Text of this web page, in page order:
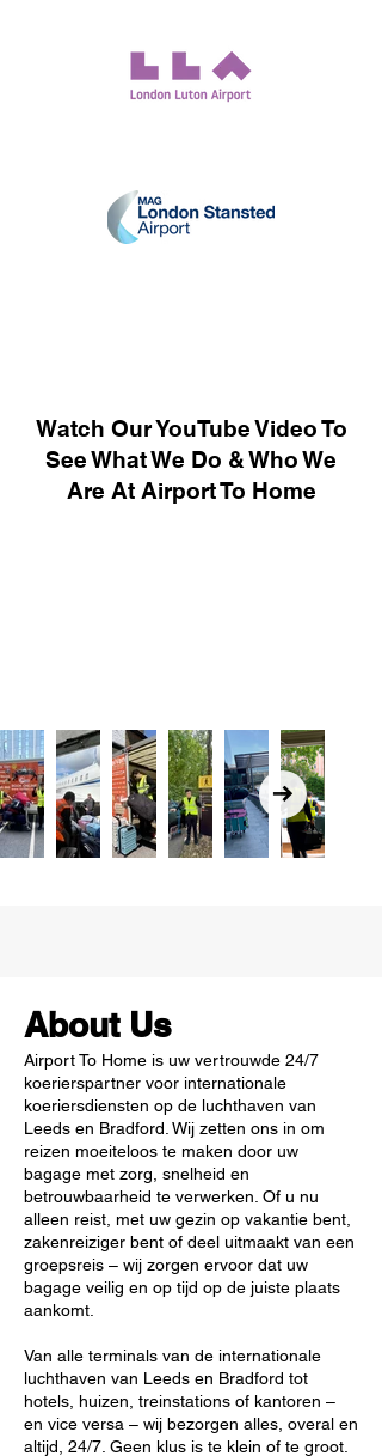
Watch Our YouTube Video To
See What We Do & Who We
Are At Airport To Home
About Us
Airport To Home is uw vertrouwde 24/7
koerierspartner voor internationale
koeriersdiensten op de luchthaven van
Leeds en Bradford. Wij zetten ons in om
reizen moeiteloos te maken door uw
bagage met zorg, snelheid en
betrouwbaarheid te verwerken. Of u nu
alleen reist, met uw gezin op vakantie bent,
zakenreiziger bent of deel uitmaakt van een
groepsreis – wij zorgen ervoor dat uw
bagage veilig en op tijd op de juiste plaats
aankomt.
Van alle terminals van de internationale
luchthaven van Leeds en Bradford tot
hotels, huizen, treinstations of kantoren –
en vice versa – wij bezorgen alles, overal en
altijd, 24/7. Geen klus is te klein of te groot.